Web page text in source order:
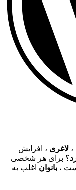
لاغری ، افزایش
؟ برای هر شخصی
، بانوان اغلب به